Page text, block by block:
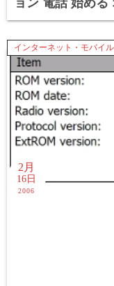
ョン 電話 始め
インターネット・モバイル
2月
16日
2006